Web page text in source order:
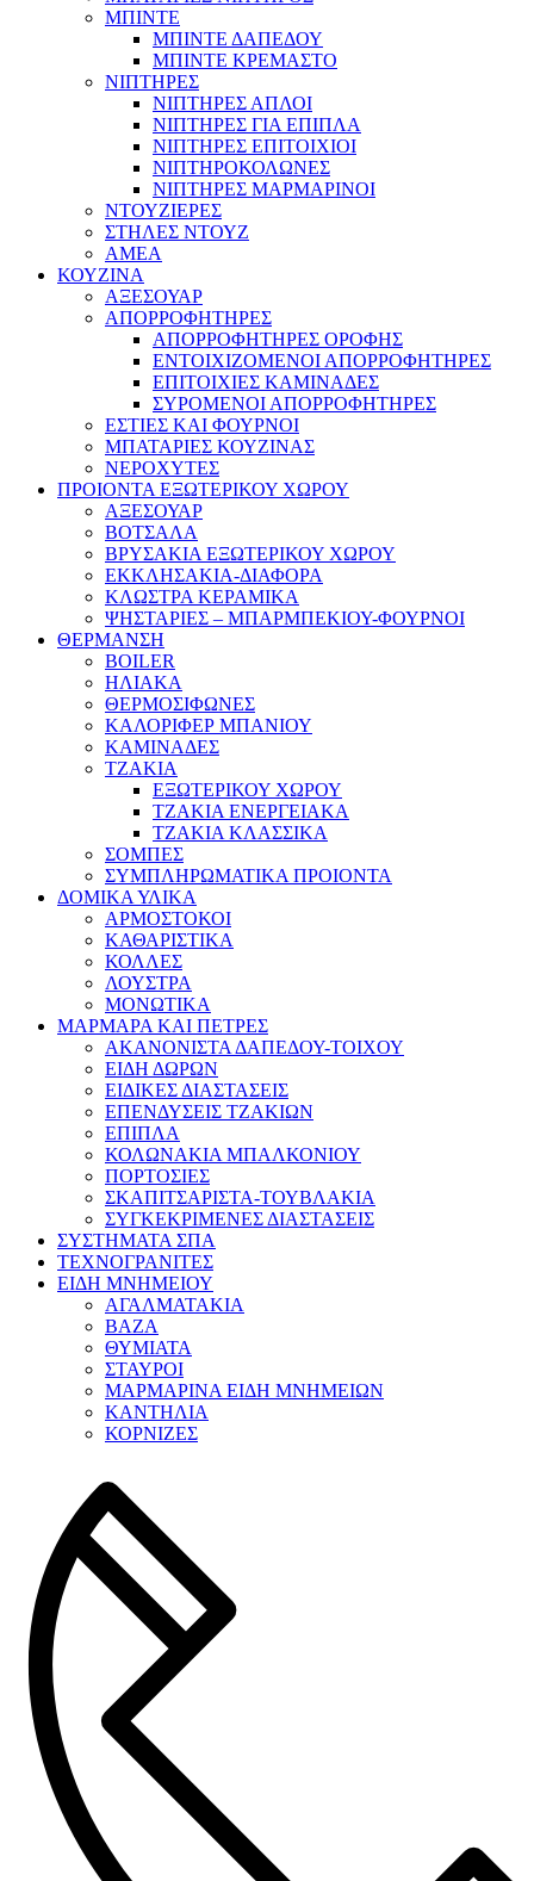
ΜΠΙΝΤΕ
ΜΠΙΝΤΕ ΔΑΠΕΔΟΥ
ΜΠΙΝΤΕ ΚΡΕΜΑΣΤΟ
ΝΙΠΤΗΡΕΣ
ΝΙΠΤΗΡΕΣ ΑΠΛΟΙ
ΝΙΠΤΗΡΕΣ ΓΙΑ ΕΠΙΠΛΑ
ΝΙΠΤΗΡΕΣ ΕΠΙΤΟΙΧΙΟΙ
ΝΙΠΤΗΡΟΚΟΛΩΝΕΣ
ΝΙΠΤΗΡΕΣ ΜΑΡΜΑΡΙΝΟΙ
ΝΤΟΥΖΙΕΡΕΣ
ΣΤΗΛΕΣ ΝΤΟΥΖ
ΑΜΕΑ
ΚΟΥΖΙΝΑ
ΑΞΕΣΟΥΑΡ
ΑΠΟΡΡΟΦΗΤΗΡΕΣ
ΑΠΟΡΡΟΦΗΤΗΡΕΣ ΟΡΟΦΗΣ
ΕΝΤΟΙΧΙΖΟΜΕΝΟΙ ΑΠΟΡΡΟΦΗΤΗΡΕΣ
ΕΠΙΤΟΙΧΙΕΣ ΚΑΜΙΝΑΔΕΣ
ΣΥΡΟΜΕΝΟΙ ΑΠΟΡΡΟΦΗΤΗΡΕΣ
ΕΣΤΙΕΣ ΚΑΙ ΦΟΥΡΝΟΙ
ΜΠΑΤΑΡΙΕΣ ΚΟΥΖΙΝΑΣ
ΝΕΡΟΧΥΤΕΣ
ΠΡΟΙΟΝΤΑ ΕΞΩΤΕΡΙΚΟΥ ΧΩΡΟΥ
ΑΞΕΣΟΥΑΡ
ΒΟΤΣΑΛΑ
ΒΡΥΣΑΚΙΑ ΕΞΩΤΕΡΙΚΟΥ ΧΩΡΟΥ
ΕΚΚΛΗΣΑΚΙΑ-ΔΙΑΦΟΡΑ
ΚΛΩΣΤΡΑ ΚΕΡΑΜΙΚΑ
ΨΗΣΤΑΡΙΕΣ – ΜΠΑΡΜΠΕΚΙΟΥ-ΦΟΥΡΝΟΙ
ΘΕΡΜΑΝΣΗ
BOILER
ΗΛΙΑΚΑ
ΘΕΡΜΟΣΙΦΩΝΕΣ
ΚΑΛΟΡΙΦΕΡ ΜΠΑΝΙΟΥ
ΚΑΜΙΝΑΔΕΣ
ΤΖΑΚΙΑ
ΕΞΩΤΕΡΙΚΟΥ ΧΩΡΟΥ
ΤΖΑΚΙΑ ΕΝΕΡΓΕΙΑΚΑ
ΤΖΑΚΙΑ ΚΛΑΣΣΙΚΑ
ΣΟΜΠΕΣ
ΣΥΜΠΛΗΡΩΜΑΤΙΚΑ ΠΡΟΙΟΝΤΑ
ΔΟΜΙΚΑ ΥΛΙΚΑ
ΑΡΜΟΣΤΟΚΟΙ
ΚΑΘΑΡΙΣΤΙΚΑ
ΚΟΛΛΕΣ
ΛΟΥΣΤΡΑ
ΜΟΝΩΤΙΚΑ
ΜΑΡΜΑΡΑ ΚΑΙ ΠΕΤΡΕΣ
ΑΚΑΝΟΝΙΣΤΑ ΔΑΠΕΔΟΥ-ΤΟΙΧΟΥ
ΕΙΔΗ ΔΩΡΩΝ
ΕΙΔΙΚΕΣ ΔΙΑΣΤΑΣΕΙΣ
ΕΠΕΝΔΥΣΕΙΣ ΤΖΑΚΙΩΝ
ΕΠΙΠΛΑ
ΚΟΛΩΝΑΚΙΑ ΜΠΑΛΚΟΝΙΟΥ
ΠΟΡΤΟΣΙΕΣ
ΣΚΑΠΙΤΣΑΡΙΣΤΑ-ΤΟΥΒΛΑΚΙΑ
ΣΥΓΚΕΚΡΙΜΕΝΕΣ ΔΙΑΣΤΑΣΕΙΣ
ΣΥΣΤΗΜΑΤΑ ΣΠΑ
ΤΕΧΝΟΓΡΑΝΙΤΕΣ
ΕΙΔΗ ΜΝΗΜΕΙΟΥ
ΑΓΑΛΜΑΤΑΚΙΑ
ΒΑΖΑ
ΘΥΜΙΑΤΑ
ΣΤΑΥΡΟΙ
ΜΑΡΜΑΡΙΝΑ ΕΙΔΗ ΜΝΗΜΕΙΩΝ
ΚΑΝΤΗΛΙΑ
ΚΟΡΝΙΖΕΣ